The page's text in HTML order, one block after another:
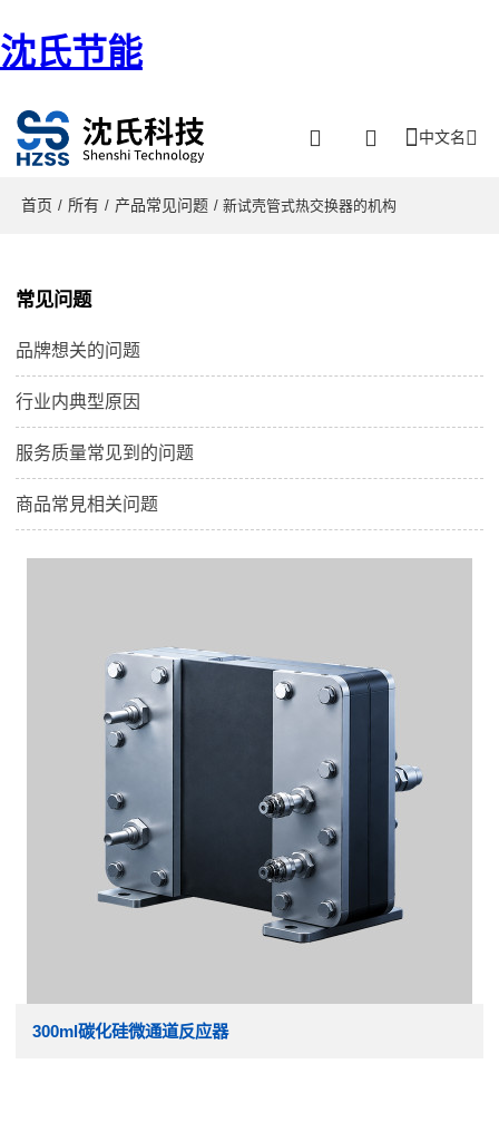
沈氏节能
中文名
首页 / 所有 / 产品常见问题 / 新试壳管式热交换器的机构
常见问题
品牌想关的问题
行业内典型原因
服务质量常见到的问题
商品常見相关问题
300ml碳化硅微通道反应器